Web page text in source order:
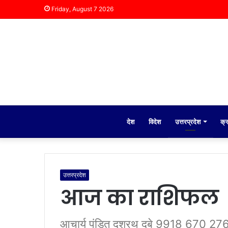
Friday, August 7 2026
देश विदेश उत्तरप्रदेश
उत्तरप्रदेश
आज का राशिफल
आचार्य पंडित दशरथ दुबे 9918 670